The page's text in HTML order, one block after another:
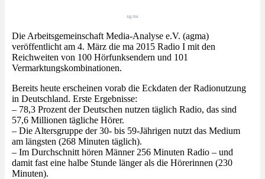
ag.ma
Die Arbeitsgemeinschaft Media-Analyse e.V. (agma)
veröffentlicht am 4. März die ma 2015 Radio I mit den
Reichweiten von 100 Hörfunksendern und 101
Vermarktungskombinationen.
Bereits heute erscheinen vorab die Eckdaten der Radionutzung
in Deutschland. Erste Ergebnisse:
– 78,3 Prozent der Deutschen nutzen täglich Radio, das sind
57,6 Millionen tägliche Hörer.
– Die Altersgruppe der 30- bis 59-Jährigen nutzt das Medium
am längsten (268 Minuten täglich).
– Im Durchschnitt hören Männer 256 Minuten Radio – und
damit fast eine halbe Stunde länger als die Hörerinnen (230
Minuten).